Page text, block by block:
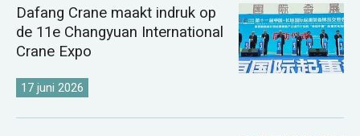
Dafang Crane maakt indruk op
de 11e Changyuan International
Crane Expo
17 juni 2026